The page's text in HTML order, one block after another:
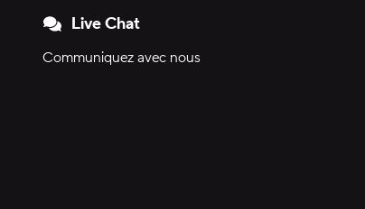
Live Chat
Communiquez avec nous